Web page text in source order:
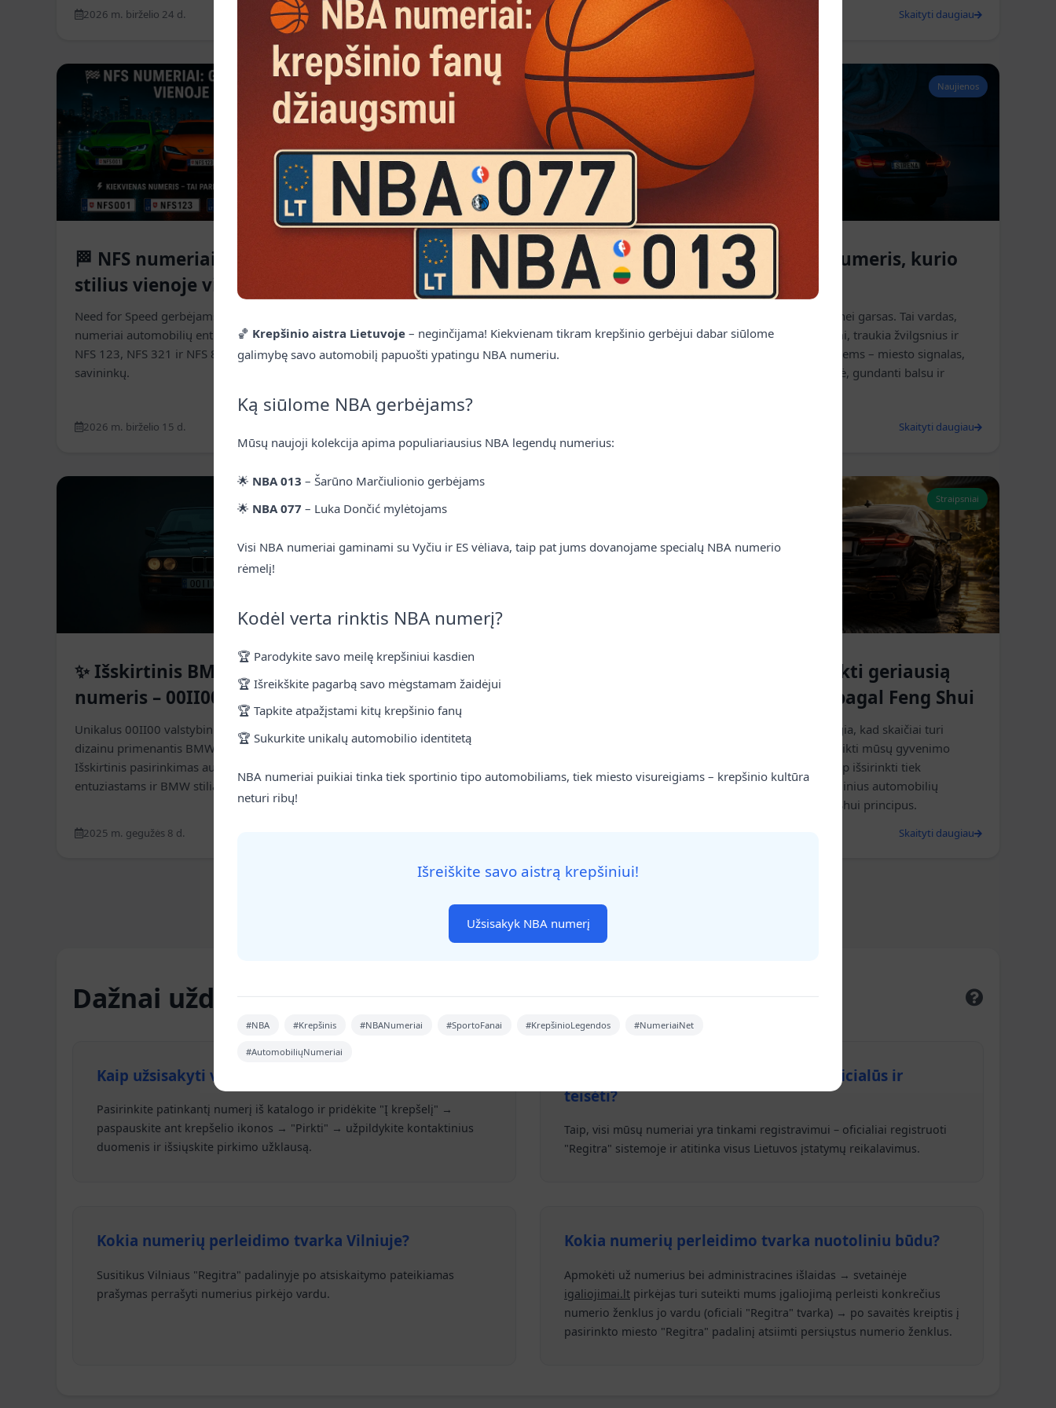
2026 m. birželio 24 d. Skaityti daugiau 2026 m. birželio 18 d. Skaityti daugiau 2026 m. birželio 17 d. Skaityti daugiau
Naujienos
🏁 NFS numeriai: greitis ir
stilius vienoje vietoje
Need for Speed gerbėjams - išskirtiniai NFS
numeriai automobilių entuziastams. NFS 001,
NFS 123, NFS 321 ir NFS 888 jau laukia naujų
savininkų.
2026 m. birželio 15 d.
Akcijos
🔥 SPALIO AKCIJA – Iki -70%
nuolaidos išskirtiniams
Paskutinės spalio savaitės – paskutinė proga! Iki
70% nuolaidos unikaliausiems automobilių
už neįtikėtinas kainas!
Naujienos
🔥 S1RENA – numeris, kurio
nepamirši
S1RENA – tai daugiau nei garsas. Tai vardas,
kuris alsuoja paslaptimi, traukia žvilgsnius ir
įžiebia vaizduotę. Vieniems – miesto signalas,
kitiems – mitinė būtybė, gundanti balsu ir
Skaityti daugiau
✨ Išskirtinis BMW stiliaus
numeris – 00II00
Unikalus 00II00 valstybinis numeris, savo
dizainu primenantis BMW priekines groteles.
Išskirtinis pasirinkimas automobilių
entuziastams ir BMW stiliaus gerbėjams.
2025 m. gegužės 8 d.
numerių deriniai mūsų
kolekcijoje
šiuo metu labiausiai traukia dėmesį ir kodėl.
Straipsniai
📱 Kaip išsirinkti geriausią
auto numerį pagal Feng Shui
Feng Shui mokslas teigia, kad skaičiai turi
energiją, kuri gali paveikti mūsų gyvenimo
kokybę. Sužinokite, kaip išsirinkti tiek
standartinius, tiek vardinius automobilių
numerius pagal Feng Shui principus.
Skaityti daugiau
🏀 Krepšinio aistra Lietuvoje – neginčijama! Kiekvienam tikram krepšinio gerbėjui dabar siūlome
galimybę savo automobilį papuošti ypatingu NBA numeriu.
Ką siūlome NBA gerbėjams?
Mūsų naujoji kolekcija apima populiariausius NBA legendų numerius:
🌟 NBA 013 – Šarūno Marčiulionio gerbėjams
🌟 NBA 077 – Luka Dončić mylėtojams
Visi NBA numeriai gaminami su Vyčiu ir ES vėliava, taip pat jums dovanojame specialų NBA numerio
rėmelį!
Kodėl verta rinktis NBA numerį?
🏆 Parodykite savo meilę krepšiniui kasdien
🏆 Išreikškite pagarbą savo mėgstamam žaidėjui
🏆 Tapkite atpažįstami kitų krepšinio fanų
🏆 Sukurkite unikalų automobilio identitetą
NBA numeriai puikiai tinka tiek sportinio tipo automobiliams, tiek miesto visureigiams – krepšinio kultūra
neturi ribų!
Išreiškite savo aistrą krepšiniui!
Užsisakyk NBA numerį
#NBA #Krepšinis #NBANumeriai #SportoFanai #KrepšinioLegendos #NumeriaiNet
#AutomobiliųNumeriai
Dažnai užduodami klausimai (DUK)
Kaip užsisakyti valstybinį numerį?
Pasirinkite patinkantį numerį iš katalogo ir pridėkite "Į krepšelį" →
paspauskite ant krepšelio ikonos → "Pirkti" → užpildykite kontaktinius
duomenis ir išsiųskite pirkimo užklausą.
Ar numeriai tinkami registravimui, oficialūs ir
teisėti?
Taip, visi mūsų numeriai yra tinkami registravimui – oficialiai registruoti
"Regitra" sistemoje ir atitinka visus Lietuvos įstatymų reikalavimus.
Kokia numerių perleidimo tvarka Vilniuje?
Susitikus Vilniaus "Regitra" padalinyje po atsiskaitymo pateikiamas
prašymas perrašyti numerius pirkėjo vardu.
Kokia numerių perleidimo tvarka nuotoliniu būdu?
Apmokėti už numerius bei administracines išlaidas → svetainėje
igaliojimai.lt pirkėjas turi suteikti mums įgaliojimą perleisti konkrečius
numerio ženklus jo vardu (oficiali "Regitra" tvarka) → po savaitės kreiptis į
pasirinkto miesto "Regitra" padalinį atsiimti persiųstus numerio ženklus.